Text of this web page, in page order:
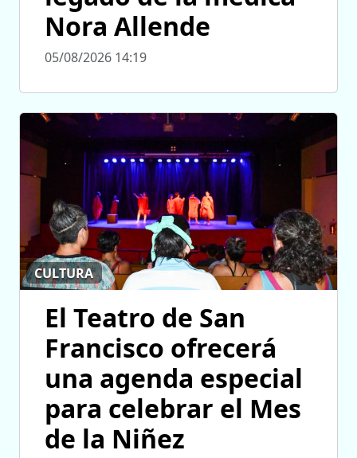
Nora Allende
05/08/2026 14:19
CULTURA
El Teatro de San
Francisco ofrecerá
una agenda especial
para celebrar el Mes
de la Niñez